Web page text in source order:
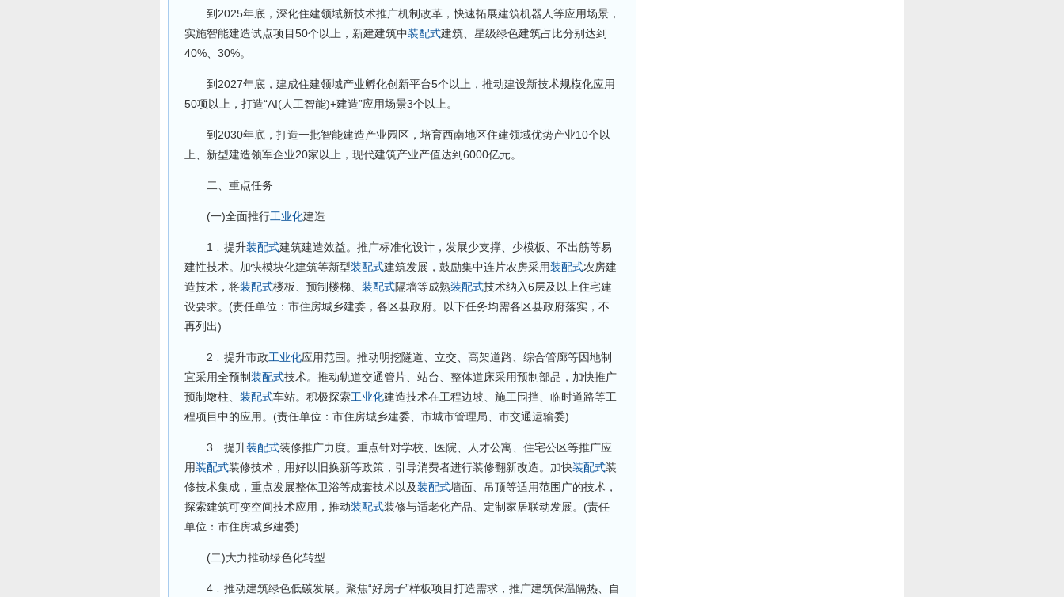
到2025年底，深化住建领域新技术推广机制改革，快速拓展建筑机器人等应用场景，
实施智能建造试点项目50个以上，新建建筑中装配式建筑、星级绿色建筑占比分别达到
40%、30%。
到2027年底，建成住建领域产业孵化创新平台5个以上，推动建设新技术规模化应用
50项以上，打造“AI(人工智能)+建造”应用场景3个以上。
到2030年底，打造一批智能建造产业园区，培育西南地区住建领域优势产业10个以
上、新型建造领军企业20家以上，现代建筑产业产值达到6000亿元。
二、重点任务
(一)全面推行工业化建造
1﹒提升装配式建筑建造效益。推广标准化设计，发展少支撑、少模板、不出筋等易
建性技术。加快模块化建筑等新型装配式建筑发展，鼓励集中连片农房采用装配式农房建
造技术，将装配式楼板、预制楼梯、 装配式隔墙等成熟装配式技术纳入6层及以上住宅建
设要求。(责任单位：市住房城乡建委，各区县政府。以下任务均需各区县政府落实，不
再列出)
2﹒提升市政工业化应用范围。推动明挖隧道、立交、高架道路、综合管廊等因地制
宜采用全预制装配式技术。推动轨道交通管片、站台、整体道床采用预制部品，加快推广
预制墩柱、 装配式车站。积极探索工业化建造技术在工程边坡、施工围挡、临时道路等工
程项目中的应用。(责任单位：市住房城乡建委、市城市管理局、市交通运输委)
3﹒提升装配式装修推广力度。重点针对学校、医院、人才公寓、住宅公区等推广应
用装配式装修技术，用好以旧换新等政策，引导消费者进行装修翻新改造。加快装配式装
修技术集成，重点发展整体卫浴等成套技术以及装配式墙面、吊顶等适用范围广的技术，
探索建筑可变空间技术应用，推动装配式装修与适老化产品、定制家居联动发展。(责任
单位：市住房城乡建委)
(二)大力推动绿色化转型
4﹒推动建筑绿色低碳发展。聚焦“好房子”样板项目打造需求，推广建筑保温隔热、自